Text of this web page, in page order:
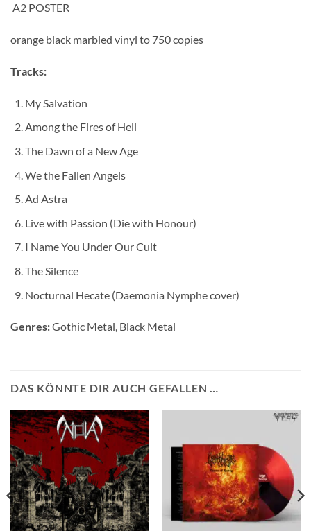
 A2 POSTER
orange black marbled vinyl to 750 copies
Tracks:
My Salvation
Among the Fires of Hell
The Dawn of a New Age
We the Fallen Angels
Ad Astra
Live with Passion (Die with Honour)
I Name You Under Our Cult
The Silence
Nocturnal Hecate (Daemonia Nymphe cover)
Genres:Gothic Metal, Black Metal
DAS KÖNNTE DIR AUCH GEFALLEN …